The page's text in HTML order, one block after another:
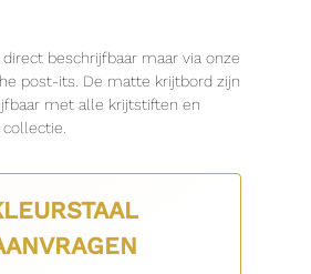
beschrijfbaar maar via onze
post-its. De matte krijtbord zijn
met alle krijtstiften en